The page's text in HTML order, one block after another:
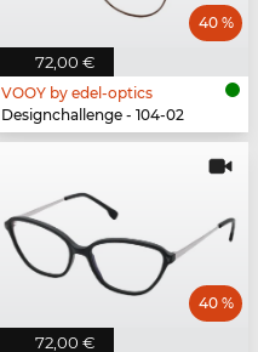
72,00 €
40 %
VOOY by edel-optics
Designchallenge - 104-02
72,00 €
40 %